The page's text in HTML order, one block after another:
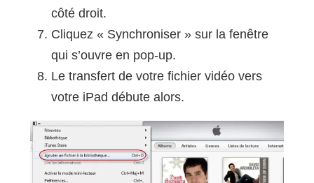
côté droit.
Cliquez « Synchroniser » sur la fenêtre
qui s’ouvre en pop-up.
Le transfert de votre fichier vidéo vers
votre iPad débute alors.